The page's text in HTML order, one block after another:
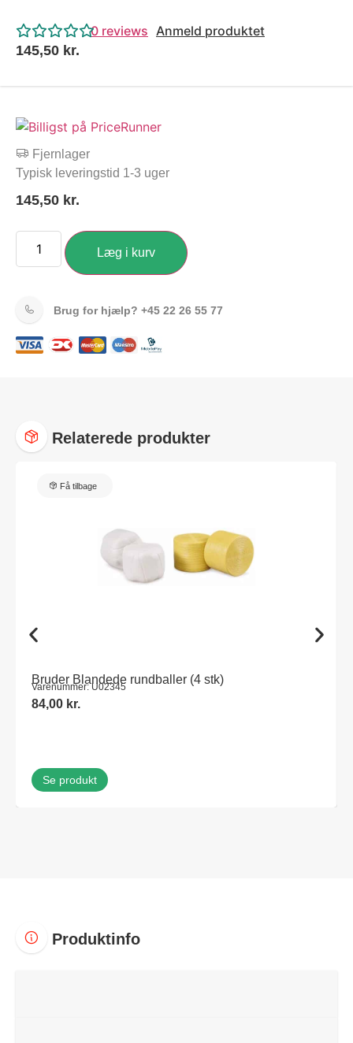
0 reviews Anmeld produktet
145,50 kr.
Fjernlager
Typisk leveringstid 1-3 uger
145,50 kr.
Læg i kurv
Brug for hjælp? +45 22 26 55 77
Relaterede produkter
Få tilbage
Bruder Blandede rundballer (4 stk)
Varenummer: U02345
84,00 kr.
Se produkt
Produktinfo